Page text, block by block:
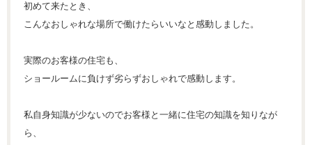
初めて来たとき、
こんなおしゃれな場所で働けたらいいなと感動しました。
実際のお客様の住宅も、
ショールームに負けず劣らずおしゃれで感動します。
私自身知識が少ないのでお客様と一緒に住宅の知識を知りなが
ら、